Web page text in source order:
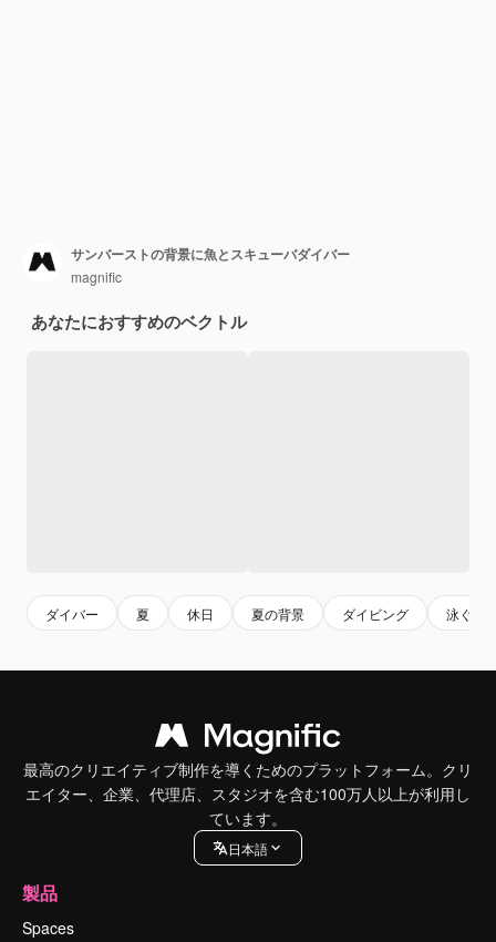
サンバーストの背景に魚とスキューバダイバー
magnific
あなたにおすすめのベクトル
ダイバー 夏 休日 夏の背景 ダイビング 泳ぐ
最高のクリエイティブ制作を導くためのプラットフォーム。クリ
エイター、企業、代理店、スタジオを含む100万人以上が利用し
ています。
日本語
製品
Spaces